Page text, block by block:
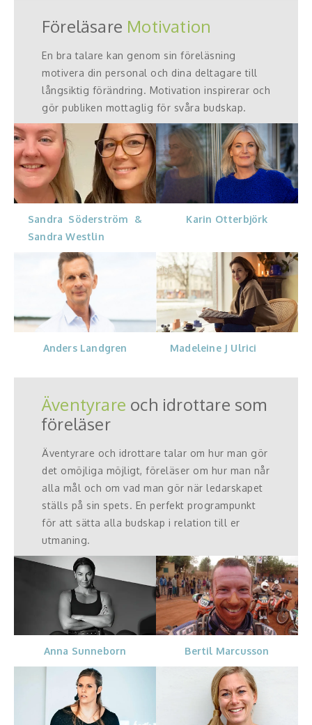
Föreläsare Motivation
En bra talare kan genom sin föreläsning
motivera din personal och dina deltagare till
långsiktig förändring. Motivation inspirerar och
gör publiken mottaglig för svåra budskap.
Sandra Söderström &
Sandra Westlin
Karin Otterbjörk
Anders Landgren Madeleine J Ulrici
Äventyrare och idrottare som
föreläser
Äventyrare och idrottare talar om hur man gör
det omöjliga möjligt, föreläser om hur man når
alla mål och om vad man gör när ledarskapet
ställs på sin spets. En perfekt programpunkt
för att sätta alla budskap i relation till er
utmaning.
Anna Sunneborn Bertil Marcusson